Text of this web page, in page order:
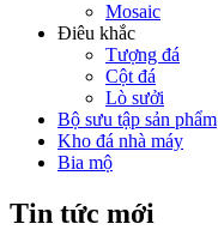
Mosaic
Điêu khắc
Tượng đá
Cột đá
Lò sưởi
Bộ sưu tập sản phẩm
Kho đá nhà máy
Bia mộ
Tin tức mới